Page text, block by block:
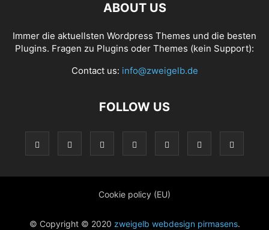
ABOUT US
Immer die aktuellsten Wordpress Themes und die besten
Plugins. Fragen zu Plugins oder Themes (kein Support):
Contact us: info@zweigelb.de
FOLLOW US
Cookie policy (EU)
© Copyright © 2020 zweigelb webdesign pirmasens.